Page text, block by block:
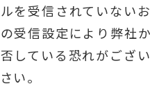
を受信されていない
受信設定により弊社
している恐れがござ
い。